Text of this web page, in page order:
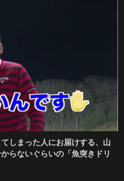
しまった人にお届けする、山
らないぐらいの「魚突きドリ